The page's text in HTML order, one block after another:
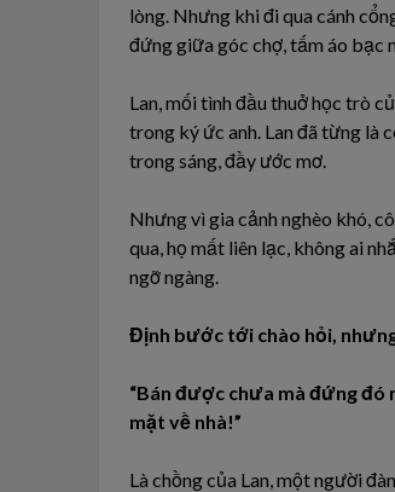
lòng. Nhưng khi đi qua cánh
đứng giữa góc chợ, tấm áo bạc
Lan, mối tình đầu thuở học trò
trong ký ức anh. Lan đã từng là
trong sáng, đầy ước mơ.
Nhưng vì gia cảnh nghèo khó,
qua, họ mất liên lạc, không ai
ngỡ ngàng.
Định bước tới chào hỏi,
“Bán được chưa mà đứng đó
mặt về nhà!”
Là chồng của Lan, một người